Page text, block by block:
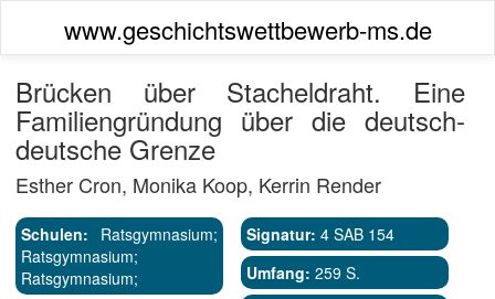
www.geschichtswettbewerb-ms.de
Brücken über Stacheldraht. Eine
Familiengründung über die deutsch-
deutsche Grenze
Esther Cron, Monika Koop, Kerrin Render
Schulen: Ratsgymnasium;
Ratsgymnasium;
Ratsgymnasium;
Signatur: 4 SAB 154
Umfang: 259 S.